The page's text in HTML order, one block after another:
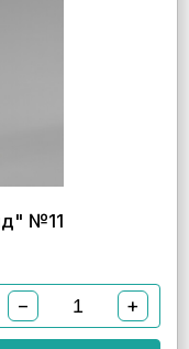
№11
− +